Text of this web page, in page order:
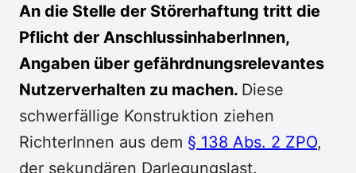
An die Stelle der Störerhaftung tritt die
Pflicht der AnschlussinhaberInnen,
Angaben über gefährdnungsrelevantes
Nutzerverhalten zu machen. Diese
schwerfällige Konstruktion ziehen
RichterInnen aus dem § 138 Abs. 2 ZPO,
der sekundären Darlegungslast.